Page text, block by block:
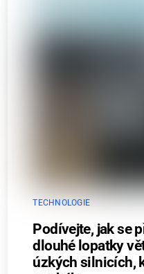
TECHNOLOGIE
Podívejte, jak se
dlouhé lopatky
úzkých silnicích,